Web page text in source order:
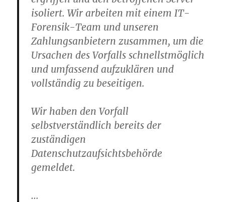
isoliert. Wir arbeiten mit einem IT-
Forensik-Team und unseren
Zahlungsanbietern zusammen, um die
Ursachen des Vorfalls schnellstmöglich
und umfassend aufzuklären und
vollständig zu beseitigen.
Wir haben den Vorfall
selbstverständlich bereits der
zuständigen
Datenschutzaufsichtsbehörde
gemeldet.
…